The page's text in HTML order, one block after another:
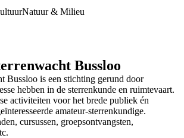
Natuur & Milieu
Bussloo
Bussloo is een stichting gerund door
hebben in de sterrenkunde en ruimtevaart.
activiteiten voor het brede publiek én
amateur-sterrenkundige.
cursussen, groepsontvangsten,